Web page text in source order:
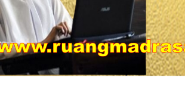
OMI Ekonomi Terintegrasi Jenjang MA
OMI KIMIA Terintegrasi Jenjang MA
OMI Fisika Terintegrasi Jenjang MA